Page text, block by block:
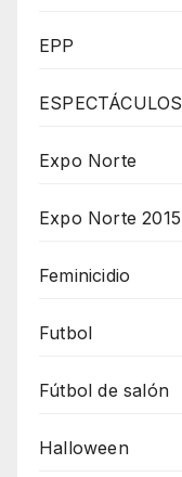
EPP
ESPECTÁCULOS
Expo Norte
Expo Norte 2015
Feminicidio
Futbol
Fútbol de salón
Halloween